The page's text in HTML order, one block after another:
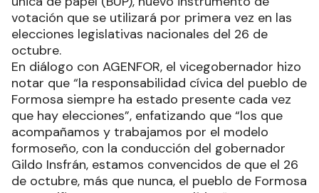
votación que se utilizará por primera vez en las
elecciones legislativas nacionales del 26 de
octubre.
En diálogo con AGENFOR, el vicegobernador hizo
notar que “la responsabilidad cívica del pueblo de
Formosa siempre ha estado presente cada vez
que hay elecciones”, enfatizando que “los que
acompañamos y trabajamos por el modelo
formoseño, con la conducción del gobernador
Gildo Insfrán, estamos convencidos de que el 26
de octubre, más que nunca, el pueblo de Formosa